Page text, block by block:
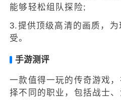
能够轻松组队探险;
3.提供顶级高清的画质，
受。
手游测评
一款值得一玩的传奇游戏
择不同的职业，包括战士